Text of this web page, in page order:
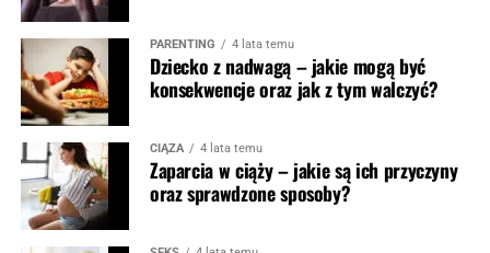
PARENTING 4 lata temu
Dziecko z nadwagą – jakie mogą być
konsekwencje oraz jak z tym walczyć?
CIĄŻA 4 lata temu
Zaparcia w ciąży – jakie są ich przyczyny
oraz sprawdzone sposoby?